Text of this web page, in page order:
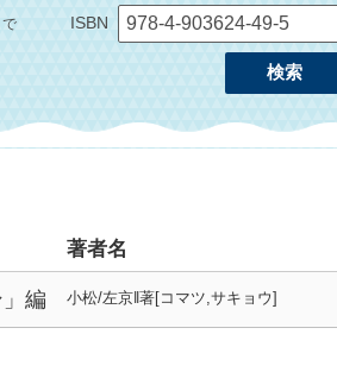
で ISBN
検索
著者名
編
小松/左京‖著[コマツ,サキョウ]